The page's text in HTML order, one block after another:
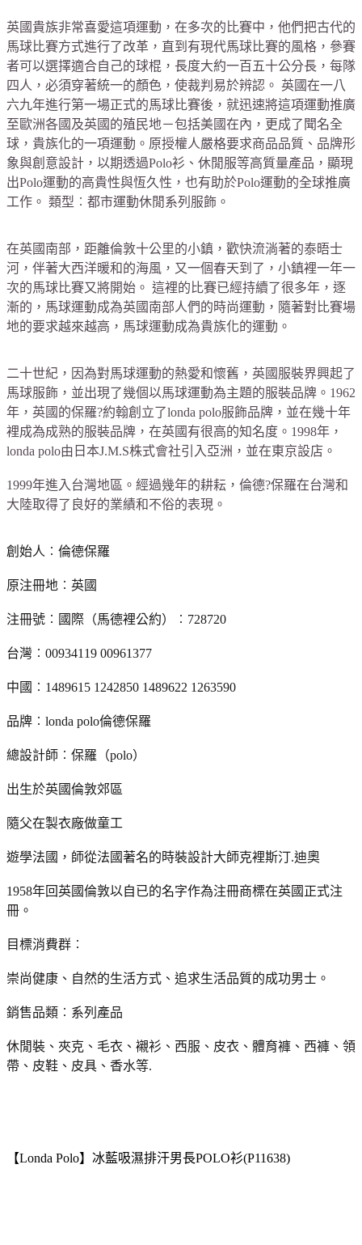
英國貴族非常喜愛這項運動，在多次的比賽中，他們把古代的
馬球比賽方式進行了改革，直到有現代馬球比賽的風格，參賽
者可以選擇適合自己的球棍，長度大約一百五十公分長，每隊
四人，必須穿著統一的顏色，使裁判易於辨認。 英國在一八
六九年進行第一場正式的馬球比賽後，就迅速將這項運動推廣
至歐洲各國及英國的殖民地－包括美國在內，更成了聞名全
球，貴族化的一項運動。原授權人嚴格要求商品品質、品牌形
象與創意設計，以期透過Polo衫、休閒服等高質量產品，顯現
出Polo運動的高貴性與恆久性，也有助於Polo運動的全球推廣
工作。 類型︰都市運動休閒系列服飾。
在英國南部，距離倫敦十公里的小鎮，歡快流淌著的泰晤士
河，伴著大西洋暖和的海風，又一個春天到了，小鎮裡一年一
次的馬球比賽又將開始。 這裡的比賽已經持續了很多年，逐
漸的，馬球運動成為英國南部人們的時尚運動，隨著對比賽場
地的要求越來越高，馬球運動成為貴族化的運動。
二十世紀，因為對馬球運動的熱愛和懷舊，英國服裝界興起了
馬球服飾，並出現了幾個以馬球運動為主題的服裝品牌。1962
年，英國的保羅?約翰創立了londa polo服飾品牌，並在幾十年
裡成為成熟的服裝品牌，在英國有很高的知名度。1998年，
londa polo由日本J.M.S株式會社引入 亞洲，並在東京設店。
1999年進入台灣地區。經過幾年的耕耘，倫德?保羅在台灣和
大陸取得了良好的業績和不俗的表現。
創始人︰倫德保羅
原注冊地︰英國
注冊號︰國際（馬德裡公約）︰728720
台灣︰00934119 00961377
中國︰1489615 1242850 1489622 1263590
品牌︰londa polo倫德保羅
總設計師︰保羅（polo）
出生於英國倫敦郊區
隨父在製衣廠做童工
遊學法國，師從法國著名的時裝設計大師克裡斯汀.迪奧
1958年回英國倫敦以自已的名字作為注冊商標在英國正式注
冊。
目標消費群︰
崇尚健康、自然的生活方式、追求生活品質的成功男士。
銷售品類︰系列產品
休閒裝、夾克、毛衣、襯衫、西服、皮衣、體育褲、西褲、領
帶、皮鞋、皮具、香水等.
【Londa Polo】冰藍吸濕排汗男長POLO衫(P11638)